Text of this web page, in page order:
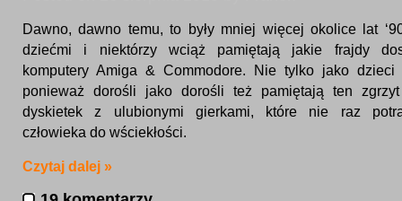
Dawno, dawno temu, to były mniej więcej okolice lat
dziećmi i niektórzy wciąż pamiętają jakie frajdy
komputery Amiga & Commodore. Nie tylko jako
ponieważ dorośli jako dorośli też pamiętają ten
dyskietek z ulubionymi gierkami, które nie raz
człowieka do wściekłości.
Czytaj dalej »